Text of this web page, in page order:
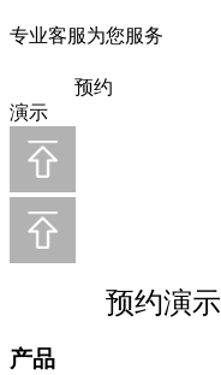
专业客服为您服务
预约
演示
预约演示
产品